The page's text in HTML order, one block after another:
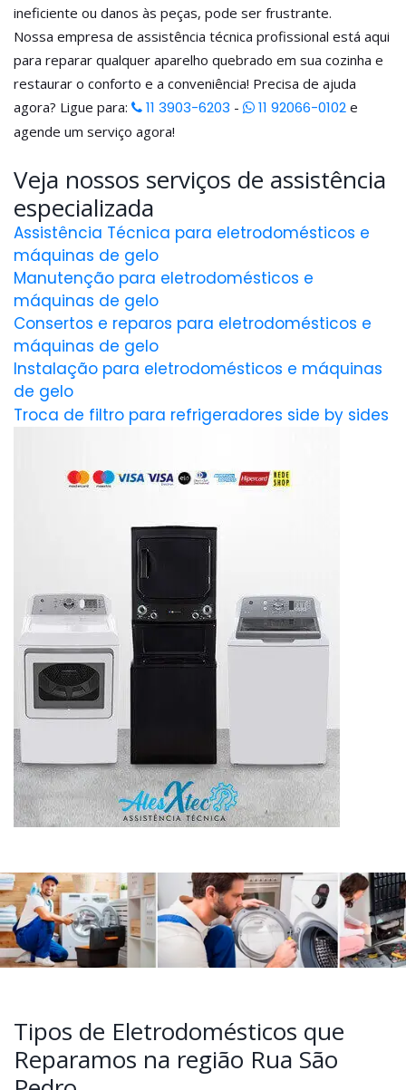
ineficiente ou danos às peças, pode ser frustrante.
Nossa empresa de assistência técnica profissional está aqui
para reparar qualquer aparelho quebrado em sua cozinha e
restaurar o conforto e a conveniência! Precisa de ajuda
agora? Ligue para:
11 3903-6203 - 11 92066-0102 e
agende um serviço agora!
Veja nossos serviços de assistência
especializada
Assistência Técnica para eletrodomésticos e
máquinas de gelo
Manutenção para eletrodomésticos e
máquinas de gelo
Consertos e reparos para eletrodomésticos e
máquinas de gelo
Instalação para eletrodomésticos e máquinas
de gelo
Troca de filtro para refrigeradores side by sides
Tipos de Eletrodomésticos que
Reparamos na região Rua São